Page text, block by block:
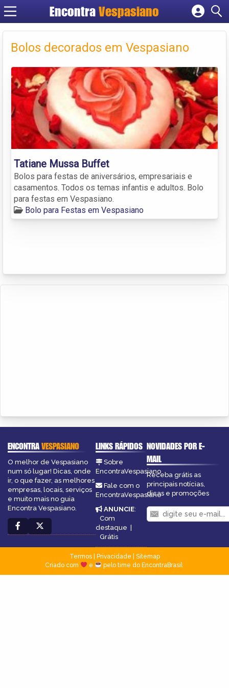
Encontra Vespasiano
Cadastrar empresa
Criar conta
Bolos decorados em Vespasiano
Tatiane Mussa Buffet
Bolos para festas de aniversários, empresariais e
casamentos. Todos os temas infantis e adultos. Bolo
para festas em Vespasiano.
Bolo para Festas em Vespasiano
ENCONTRAVESPASIANO
O melhor de Vespasiano
num só lugar! Dicas, onde
ir, o que fazer, as melhores
empresas, locais, serviços
e muito mais no guia
Encontra Vespasiano.
LINKS RÁPIDOS
Sobre
EncontraVespasiano
Fale com o
EncontraVespasiano
ANUNCIE:
Com
destaque |
Grátis
NOVIDADES POR E-
MAIL
Receba grátis as
principais notícias,
dicas e promoções
Termos| Privacidade
Sitemap
Criado com
e pelo time do EncontraBrasil